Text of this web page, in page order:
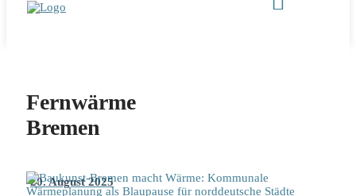
Fernwärme
Bremen
20. August 2025